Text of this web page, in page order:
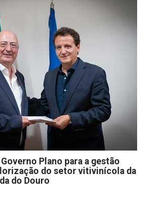
Plano para a gestão
do setor vitivinícola da
do Douro